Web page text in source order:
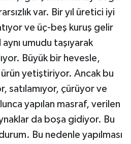
var. Bir yıl üretici iyi
ve üç-beş kuruş gelir
umudu taşıyarak
Büyük bir hevesle,
yetiştiriyor. Ancak bu
satılamıyor, çürüyor ve
yapılan masraf, verilen
da boşa gidiyor. Bu
Bu nedenle yapılması